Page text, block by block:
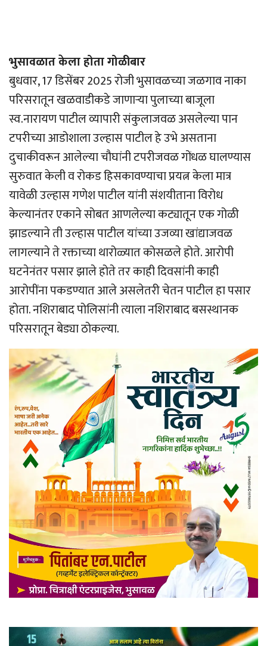
भुसावळात केला होता गोळीबार
बुधवार, 17 डिसेंबर 2025 रोजी भुसावळच्या जळगाव नाका
परिसरातून खळवाडीकडे जाणार्‍या पुलाच्या बाजूला
स्व.नारायण पाटील व्यापारी संकुलाजवळ असलेल्या पान
टपरीच्या आडोशाला उल्हास पाटील हे उभे असताना
दुचाकीवरून आलेल्या चौघांनी टपरीजवळ गोंधळ घालण्यास
सुरुवात केली व रोकड हिसकावण्याचा प्रयत्न केला मात्र
यावेळी उल्हास गणेश पाटील यांनी संशयीताना विरोध
केल्यानंतर एकाने सोबत आणलेल्या कट्यातून एक गोळी
झाडल्याने ती उल्हास पाटील यांच्या उजव्या खांद्याजवळ
लागल्याने ते रक्ताच्या थारोळ्यात कोसळले होते. आरोपी
घटनेनंतर पसार झाले होते तर काही दिवसांनी काही
आरोपींना पकडण्यात आले असलेतरी चेतन पाटील हा पसार
होता. नशिराबाद पोलिसांनी त्याला नशिराबाद बसस्थानक
परिसरातून बेड्या ठोकल्या.